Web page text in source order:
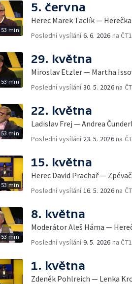
53 min
5. června
Herec Marek Taclík —
Poslední vysílání6. 6. 2026 na ČT1
53 min
29. května
Miroslav Etzler — Martha
Poslední vysílání30. 5. 2026na
53 min
22. května
Ladislav Frej — Andrea
Poslední vysílání 23. 5. 2026na
53 min
15. května
Herec David Prachař —
Poslední vysílání16. 5. 2026na
53 min
8. května
Moderátor Aleš Háma —
Poslední vysílání9. 5. 2026 na ČT1
1. května
Zdeněk Pohlreich — Lenka